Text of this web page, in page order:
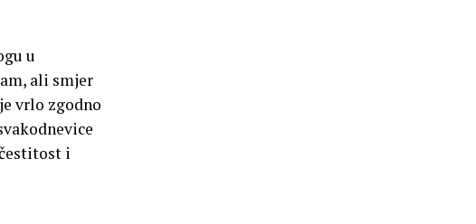
u
ali smjer
vrlo zgodno
i